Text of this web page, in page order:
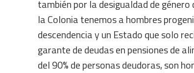
también por la desigualdad de
la Colonia tenemos a hombres
descendencia y un Estado que solo
garante de deudas en pensiones de
del 90% de personas deudoras, son